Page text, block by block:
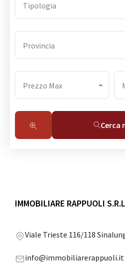
Tipologia
Provincia
Prezzo Max
Cerca
IMMOBILIARE RAPPUOLI
Viale Trieste 116/118
info@immobiliarerappuoli.it